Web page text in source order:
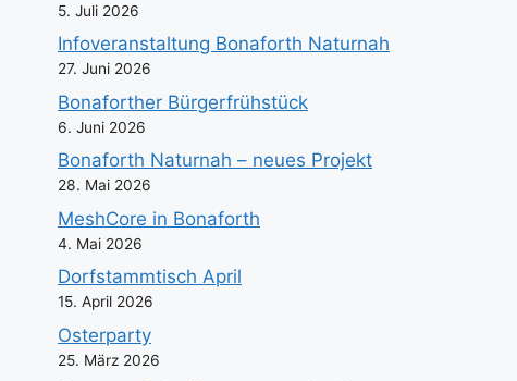
5. Juli 2026
Infoveranstaltung Bonaforth Naturnah
27. Juni 2026
Bonaforther Bürgerfrühstück
6. Juni 2026
Bonaforth Naturnah – neues Projekt
28. Mai 2026
MeshCore in Bonaforth
4. Mai 2026
Dorfstammtisch April
15. April 2026
Osterparty
25. März 2026